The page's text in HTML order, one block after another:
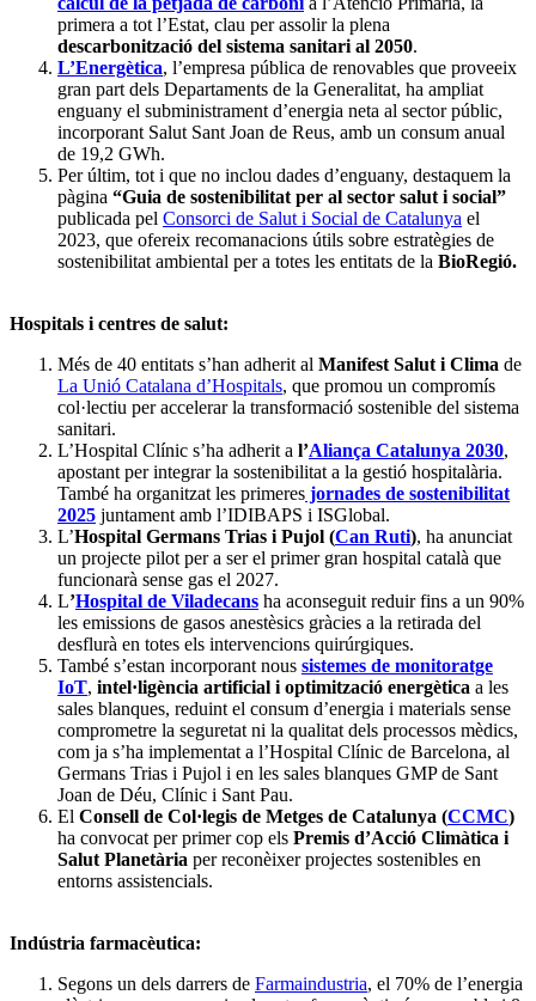
primera a tot l’Estat, clau per assolir la plena
descarbonització del sistema sanitari al 2050.
L’Energètica, l’empresa pública de renovables que proveeix
gran part dels Departaments de la Generalitat, ha ampliat
enguany el subministrament d’energia neta al sector públic,
incorporant Salut Sant Joan de Reus, amb un consum anual
de 19,2 GWh.
Per últim, tot i que no inclou dades d’enguany, destaquem la
pàgina “Guia de sostenibilitat per al sector salut i social”
publicada pel Consorci de Salut i Social de Catalunya el
2023, que ofereix recomanacions útils sobre estratègies de
sostenibilitat ambiental per a totes les entitats de la BioRegió.
Hospitals i centres de salut:
Més de 40 entitats s’han adherit al Manifest Salut i Clima de
La Unió Catalana d’Hospitals, que promou un compromís
col·lectiu per accelerar la transformació sostenible del sistema
sanitari.
L’Hospital Clínic s’ha adherit a l’Aliança Catalunya 2030,
apostant per integrar la sostenibilitat a la gestió hospitalària.
També ha organitzat les primeres jornades de sostenibilitat
2025 juntament amb l’IDIBAPS i ISGlobal.
L’Hospital Germans Trias i Pujol (Can Ruti), ha anunciat
un projecte pilot per a ser el primer gran hospital català que
funcionarà sense gas el 2027.
L’Hospital de Viladecans ha aconseguit reduir fins a un 90%
les emissions de gasos anestèsics gràcies a la retirada del
desflurà en totes els intervencions quirúrgiques.
També s’estan incorporant nous sistemes de monitoratge
IoT, intel·ligència artificial i optimització energètica a les
sales blanques, reduint el consum d’energia i materials sense
comprometre la seguretat ni la qualitat dels processos mèdics,
com ja s’ha implementat a l’Hospital Clínic de Barcelona, al
Germans Trias i Pujol i en les sales blanques GMP de Sant
Joan de Déu, Clínic i Sant Pau.
El Consell de Col·legis de Metges de Catalunya (CCMC)
ha convocat per primer cop els Premis d’Acció Climàtica i
Salut Planetària per reconèixer projectes sostenibles en
entorns assistencials.
Indústria farmacèutica:
Segons un dels darrers de Farmaindustria, el 70% de l’energia